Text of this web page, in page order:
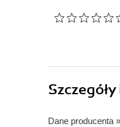
Szczegóły
Dane producenta »